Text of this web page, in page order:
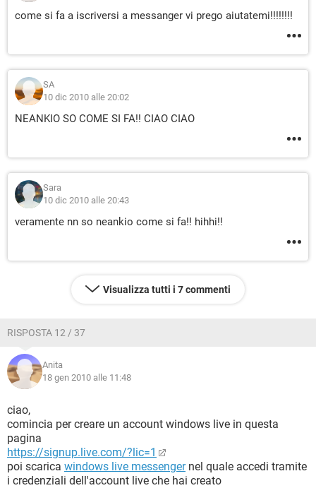
come si fa a iscriversi a messanger vi prego aiutatemi!!!!!!!!
SA
10 dic 2010 alle 20:02
NEANKIO SO COME SI FA!! CIAO CIAO
Sara
10 dic 2010 alle 20:43
veramente nn so neankio come si fa!! hihhi!!
Visualizza tutti i 7 commenti
RISPOSTA 12 / 37
Anita
18 gen 2010 alle 11:48
ciao,
comincia per creare un account windows live in questa
pagina
https://signup.live.com/?lic=1
poi scarica windows live messengernel quale accedi tramite
i credenziali dell'account live che hai creato